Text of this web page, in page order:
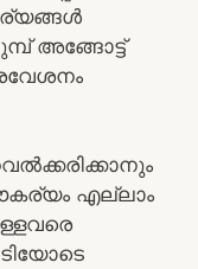
അങ്ങോട്ട്‌
എല്ലാം